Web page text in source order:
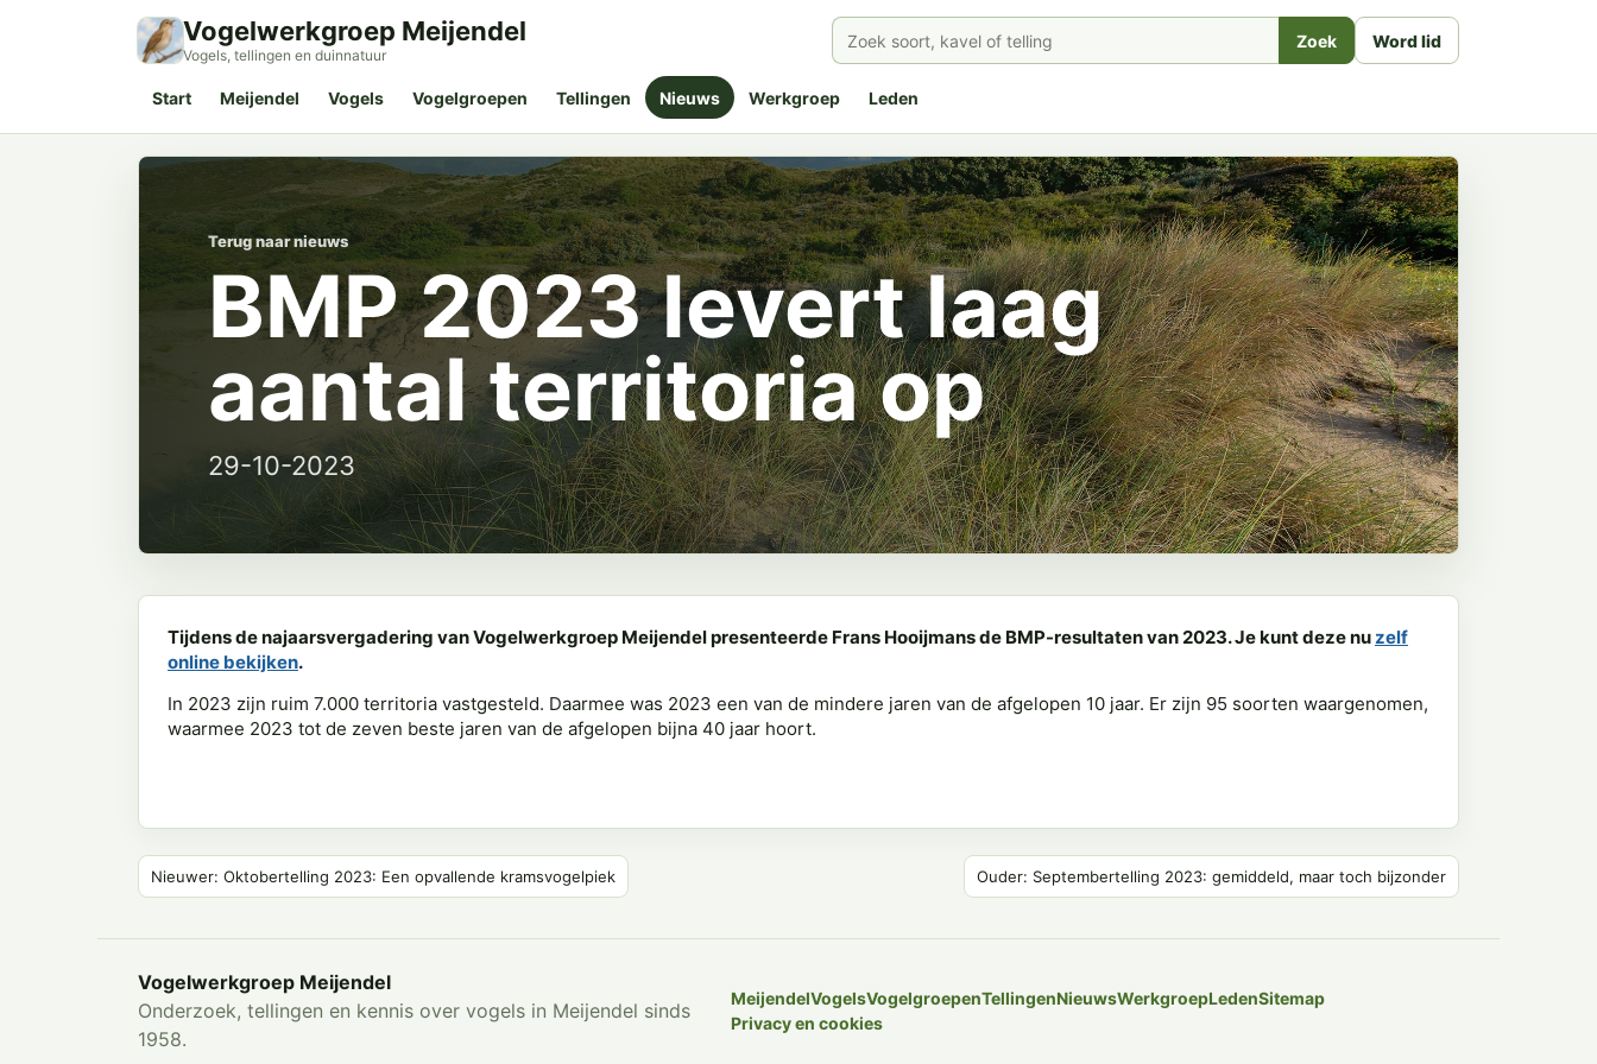
Vogelwerkgroep Meijendel
Vogels, tellingen en duinnatuur
Zoek Word lid
Start Meijendel Vogels Vogelgroepen Tellingen Nieuws Werkgroep Leden
Terug naar nieuws
BMP 2023 levert laag
aantal territoria op
29-10-2023
Tijdens de najaarsvergadering van Vogelwerkgroep Meijendel presenteerde Frans Hooijmans de BMP-resultaten van 2023. Je kunt deze nuzelf
online bekijken.
In 2023 zijn ruim 7.000 territoria vastgesteld. Daarmee was 2023 een van de mindere jaren van de afgelopen 10 jaar. Er zijn 95 soorten waargenomen,
waarmee 2023 tot de zeven beste jaren van de afgelopen bijna 40 jaar hoort.
Nieuwer: Oktobertelling 2023: Een opvallende kramsvogelpiek Ouder: Septembertelling 2023: gemiddeld, maar toch bijzonder
Vogelwerkgroep Meijendel
Onderzoek, tellingen en kennis over vogels in Meijendel sinds
1958.
MeijendelVogelsVogelgroepenTellingenNieuwsWerkgroepLedenSitemap
Privacy en cookies